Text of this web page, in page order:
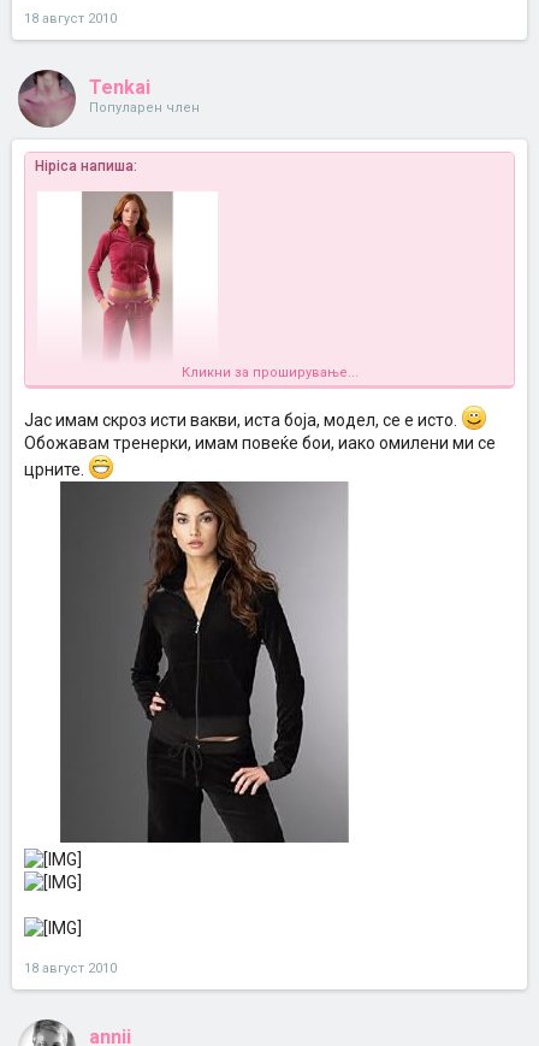
18 август 2010
Tenkai
Популарен член
Hipica напиша:
Кликни за проширување...
Jaс имам скроз исти вакви, иста боја, модел, се е исто.
Обожавам тренерки, имам повеќе бои, иако омилени ми се
црните.
18 август 2010
annii